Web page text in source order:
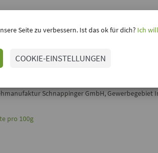
ER TEMPEHMANUFAKTUR
milden schärfe von Curry und dem exotischen
sich das Aroma beim Anbraten, durch die
Schnappinger GmbH, Gewerbegebiet
pro 100g
Seite zu verbessern. Ist das ok für dich?Ich
COOKIE-EINSTELLUNGEN